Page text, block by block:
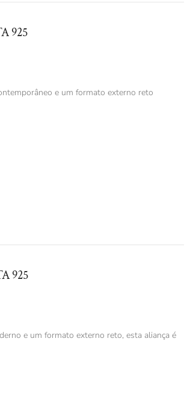
925
e um formato externo reto
925
e um formato externo reto, esta aliança é